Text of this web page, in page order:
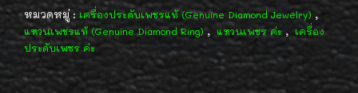
หมวดหมู่ : เครื่องประดับเพชรแท้ (Genuine Diamond Jewelry) ,
แหวนเพชรแท้ (Genuine Diamond Ring) , แหวนเพชร ค่ะ , เครื่อง
ประดับเพชร ค่ะ